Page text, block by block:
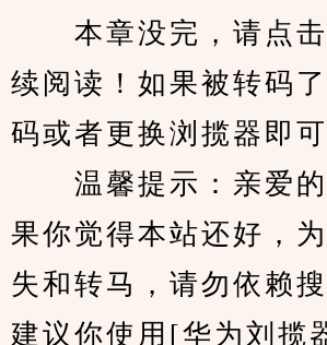
本章没完，请点
续阅读！如果被转码
码或者更换浏揽器即可
温馨提示：亲爱的
果你觉得本站还好，
失和转马，请勿依赖搜
建议你使用[华为刘揽